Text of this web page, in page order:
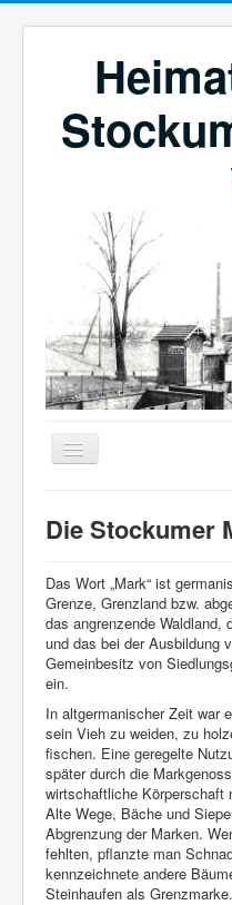
Verein
Geschichte
Veranstaltungen
Aktuelles
Heimatlied
Archiv
Bildergalerie
Impressum/Datenschutz
Links
Die Stockumer
Das Wort „Mark“ ist
Grenze, Grenzland bzw.
das angrenzende Waldland,
und das bei der Ausbildung
Gemeinbesitz von
ein.
In altgermanischer Zeit war
sein Vieh zu weiden, zu
fischen. Eine geregelte
später durch die
wirtschaftliche Körperschaft
Alte Wege, Bäche und
Abgrenzung der Marken.
fehlten, pflanzte man
kennzeichnete andere
Steinhaufen als Grenzmarke.